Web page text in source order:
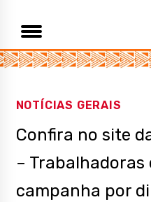
NOTÍCIAS GERAIS
Confira no site
–
campanha por